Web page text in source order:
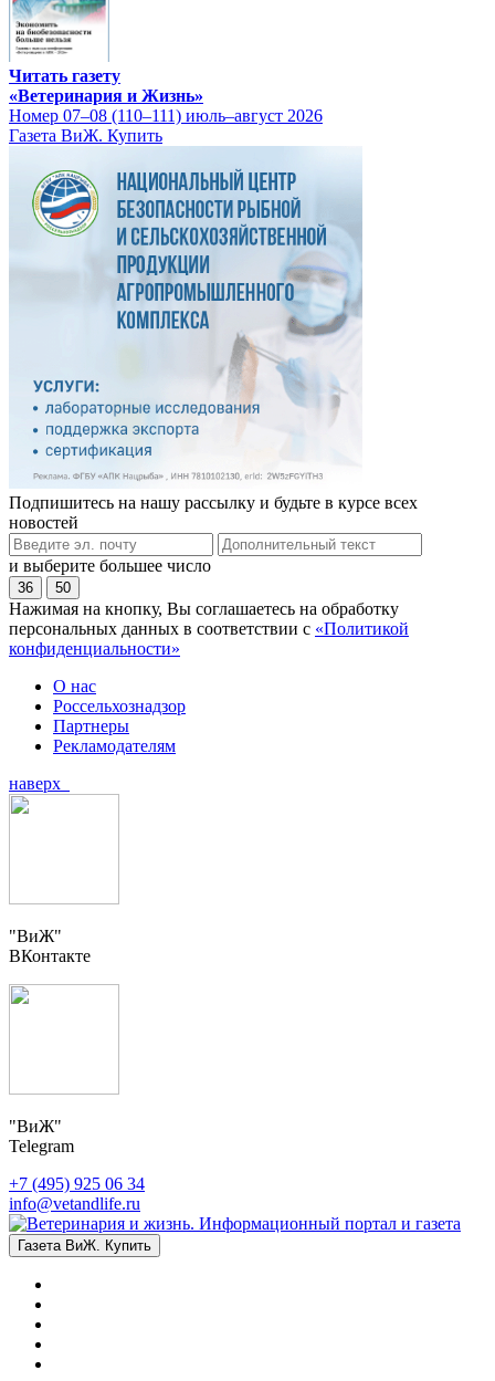
Читать газету
«Ветеринария и Жизнь»
Номер 07–08 (110–111) июль–август 2026
Газета ВиЖ. Купить
Подпишитесь на нашу рассылку и будьте в курсе всех
новостей
и выберите большее число
36 50
Нажимая на кнопку, Вы соглашаетесь на обработку
персональных данных в соответствии с «Политикой
конфиденциальности»
О нас
Россельхознадзор
Партнеры
Рекламодателям
наверх
"ВиЖ"
ВКонтакте
"ВиЖ"
Telegram
+7 (495) 925 06 34
info@vetandlife.ru
Газета ВиЖ. Купить